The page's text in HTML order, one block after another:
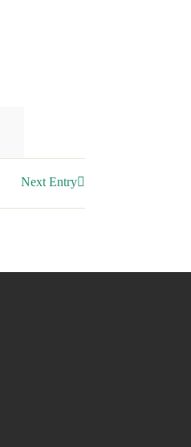
Next Entry